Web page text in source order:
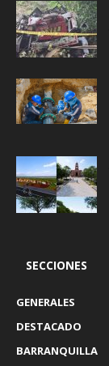
SECCIONES
GENERALES
DESTACADO
BARRANQUILLA